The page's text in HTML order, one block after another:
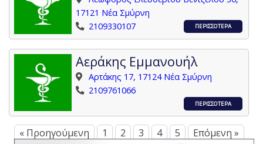
17121 Νέα Σμύρνη
2109330107
ΠΕΡΙΣΣΟΤΕΡΑ
Αεράκης Εμμανουήλ
Αρτάκης 17, 17124 Νέα Σμύρνη
2109761066
ΠΕΡΙΣΣΟΤΕΡΑ
« Προηγούμενη 1 2 3 4 5 Επόμενη »